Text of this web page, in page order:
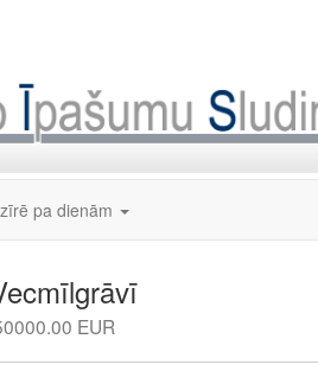
pa dienām
EUR